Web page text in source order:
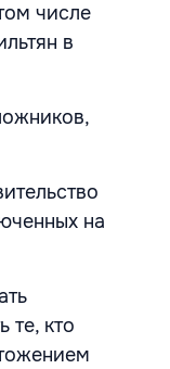
числе
в
на
те, кто